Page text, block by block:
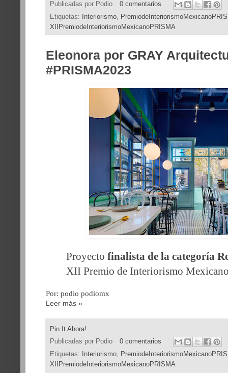
Publicadas por Podio
0 comentarios
Etiquetas:
Interiorismo,
XIIPremiodeInteriorismoMexicanoPRISMA
Eleonora por GRAY
#PRISMA2023
Proyecto finalista de la categoría
XII Premio de Interiorismo
Por: podio podiomx
Leer más »
Pin It Ahora!
Publicadas por Podio
0 comentarios
Etiquetas:
Interiorismo,
XIIPremiodeInteriorismoMexicanoPRISMA